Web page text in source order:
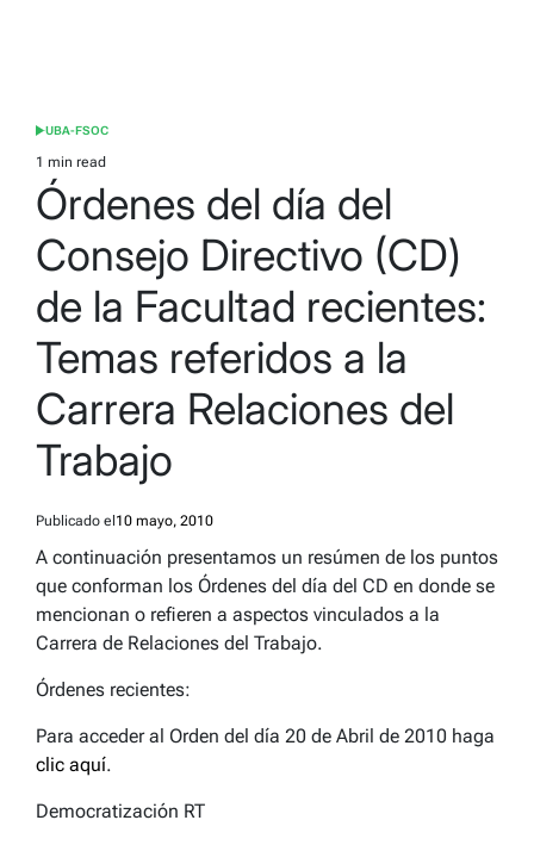
POSTED
IN
UBA-FSOC
Estimated
read
time
1 min read
Órdenes del día del
Consejo Directivo (CD)
de la Facultad recientes:
Temas referidos a la
Carrera Relaciones del
Trabajo
Publicado el 10 mayo, 2010
A continuación presentamos un resúmen de los puntos
que conforman los Órdenes del día del CD en donde se
mencionan o refieren a aspectos vinculados a la
Carrera de Relaciones del Trabajo.
Órdenes recientes:
Para acceder al Orden del día 20 de Abril de 2010 haga
clic aquí.
Democratización RT